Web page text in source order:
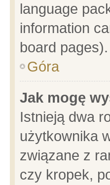
language
information
board pages).
Góra
Jak mogę
Istnieją dwa
użytkownika
związane z
czy kropek,